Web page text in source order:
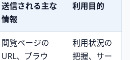
送信される主な
情報
利用目的
閲覧ページの
URL、ブラウ
利用状況の
把握、サー